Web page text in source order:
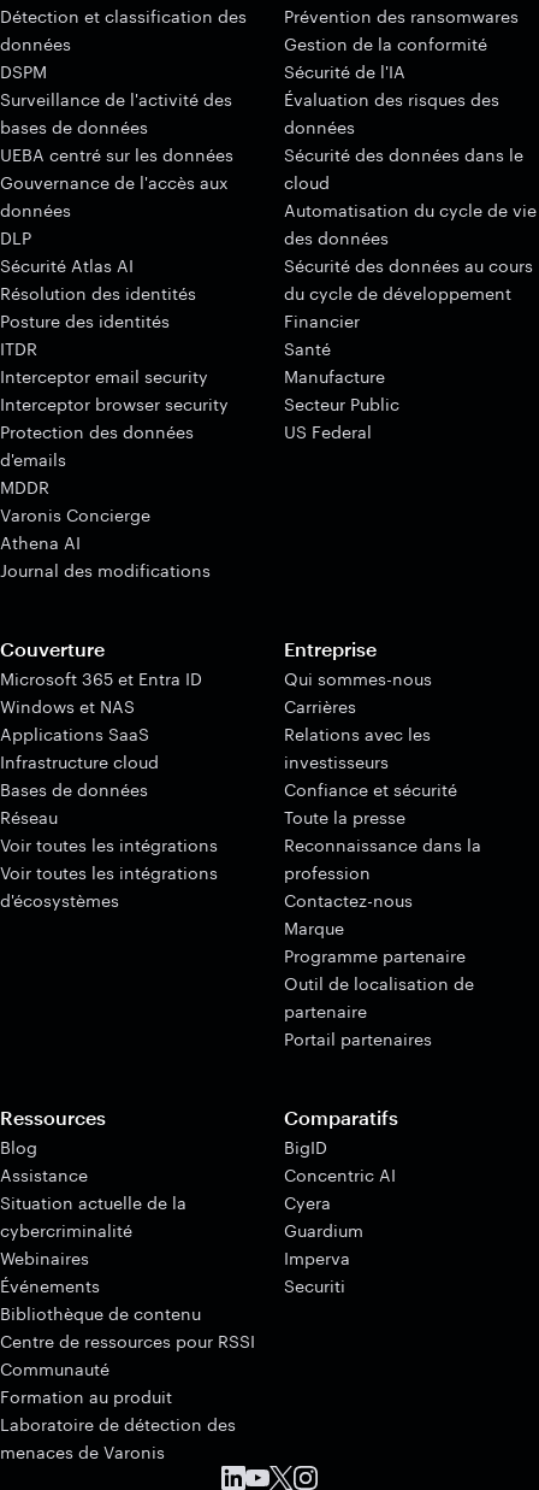
Détection et classification des
données
DSPM
Surveillance de l'activité des
bases de données
UEBA centré sur les données
Gouvernance de l'accès aux
données
DLP
Sécurité Atlas AI
Résolution des identités
Posture des identités
ITDR
Interceptor email security
Interceptor browser security
Protection des données
d'emails
MDDR
Varonis Concierge
Athena AI
Journal des modifications
Prévention des ransomwares
Gestion de la conformité
Sécurité de l'IA
Évaluation des risques des
données
Sécurité des données dans le
cloud
Automatisation du cycle de vie
des données
Sécurité des données au cours
du cycle de développement
Financier
Santé
Manufacture
Secteur Public
US Federal
Couverture
Microsoft 365 et Entra ID
Windows et NAS
Applications SaaS
Infrastructure cloud
Bases de données
Réseau
Voir toutes les intégrations
Voir toutes les intégrations
d'écosystèmes
Entreprise
Qui sommes-nous
Carrières
Relations avec les
investisseurs
Confiance et sécurité
Toute la presse
Reconnaissance dans la
profession
Contactez-nous
Marque
Programme partenaire
Outil de localisation de
partenaire
Portail partenaires
Ressources
Blog
Assistance
Situation actuelle de la
cybercriminalité
Webinaires
Événements
Bibliothèque de contenu
Centre de ressources pour RSSI
Communauté
Formation au produit
Laboratoire de détection des
menaces de Varonis
Comparatifs
BigID
Concentric AI
Cyera
Guardium
Imperva
Securiti